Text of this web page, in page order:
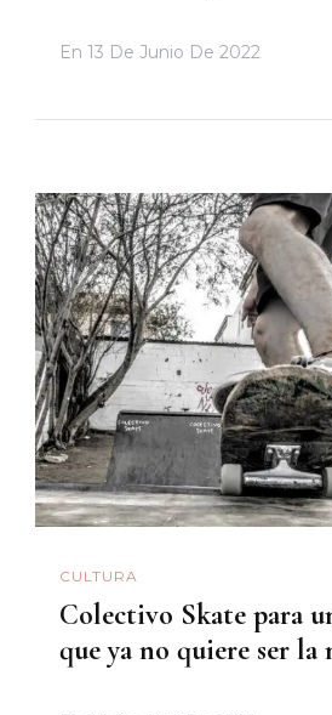
En 13 De Junio De 2022
CULTURA
Colectivo Skate para
que ya no quiere ser la